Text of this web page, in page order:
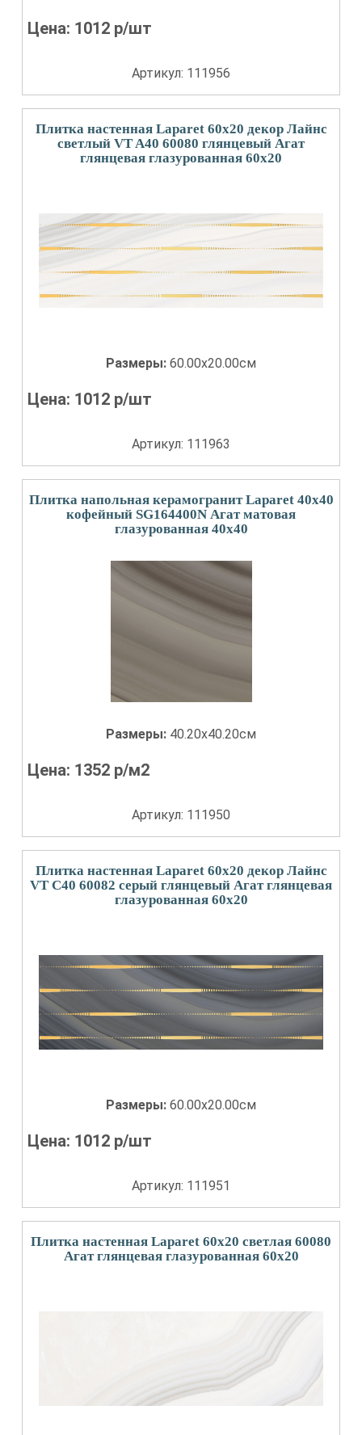
Цена: 1012 р/шт
Артикул: 111956
Плитка настенная Laparet 60x20 декор Лайнс
светлый VT A40 60080 глянцевый Агат
глянцевая глазурованная 60x20
Размеры: 60.00x20.00см
Цена: 1012 р/шт
Артикул: 111963
Плитка напольная керамогранит Laparet 40x40
кофейный SG164400N Агат матовая
глазурованная 40x40
Размеры: 40.20x40.20см
Цена: 1352 р/м2
Артикул: 111950
Плитка настенная Laparet 60x20 декор Лайнс
VT C40 60082 серый глянцевый Агат глянцевая
глазурованная 60x20
Размеры: 60.00x20.00см
Цена: 1012 р/шт
Артикул: 111951
Плитка настенная Laparet 60x20 светлая 60080
Агат глянцевая глазурованная 60x20